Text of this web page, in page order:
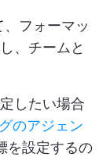
フォーマッ
、チームと
したい場合
のアジェン
を設定するの